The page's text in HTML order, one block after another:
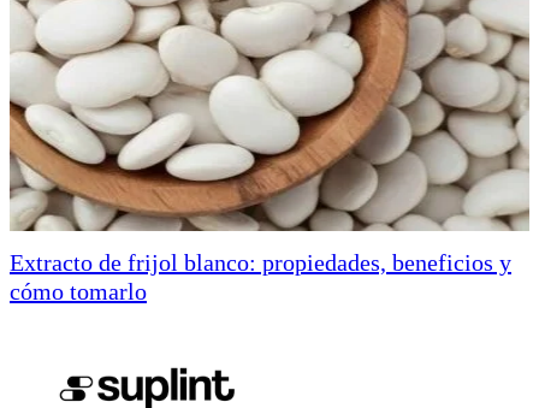
Extracto de frijol blanco: propiedades, beneficios y
cómo tomarlo